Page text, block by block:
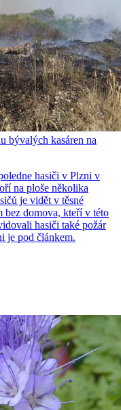
bývalých kasáren na
hasiči v Plzni v
na ploše několika
je vidět v těsné
bez domova, kteří v této
hasiči také požár
je pod článkem.